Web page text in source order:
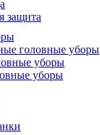
защита
головные уборы
уборы
уборы